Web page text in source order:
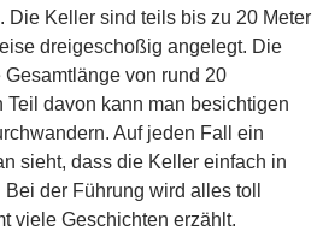
Die Keller sind teils bis zu 20 Meter
dreigeschoßig angelegt. Die
von rund 20
Teil davon kann man besichtigen
Auf jeden Fall ein
sieht, dass die Keller einfach in
der Führung wird alles toll
viele Geschichten erzählt.